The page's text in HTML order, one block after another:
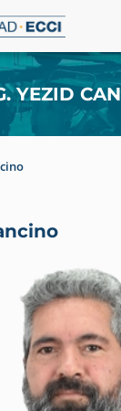
YEZID